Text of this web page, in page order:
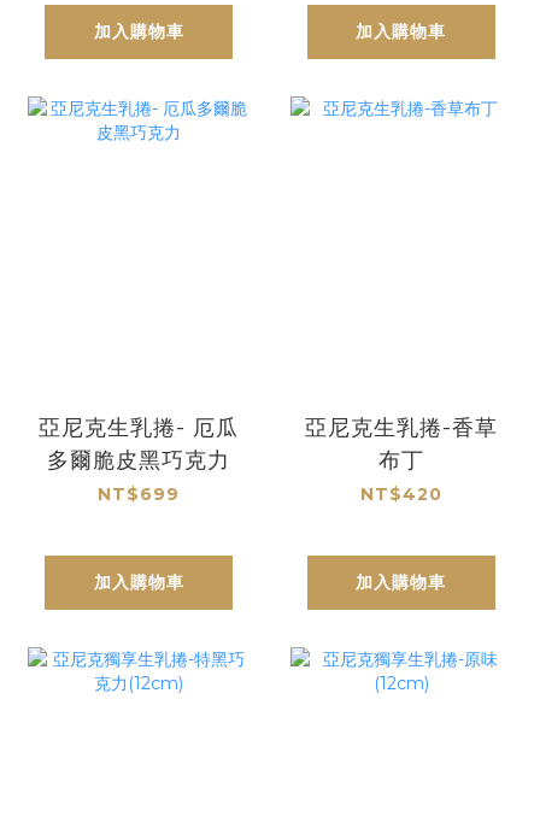
加入購物車 加入購物車
亞尼克生乳捲- 厄瓜
多爾脆皮黑巧克力
NT$699
加入購物車
亞尼克生乳捲-香草
布丁
NT$420
加入購物車